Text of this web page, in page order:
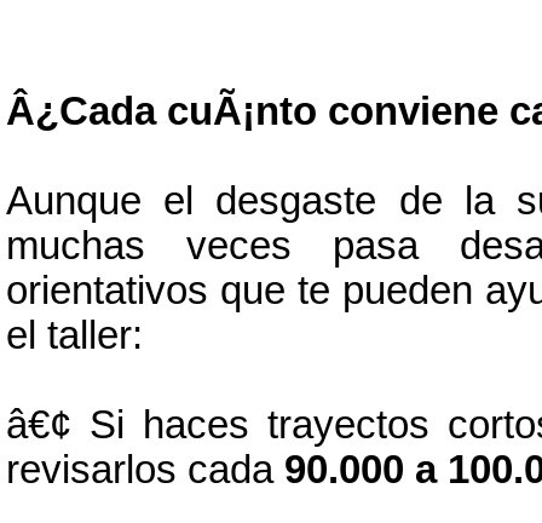
Â¿Cada cuÃ¡nto conviene
Aunque el desgaste de la
muchas veces pasa
orientativos que te pueden
el taller:
â€¢ Si haces trayectos
revisarlos cada 90.000 a